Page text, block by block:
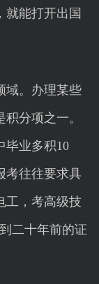
就能打开出国
域。办理某些
分项之一。
毕业多积10
考往往要求具
工，考高级技
二十年前的证